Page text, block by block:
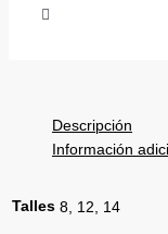
Descripción
Información
Talles 8, 12, 14